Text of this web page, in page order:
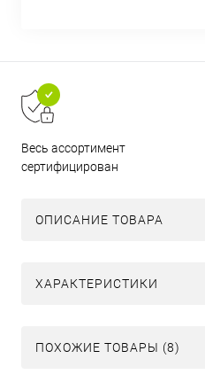
Весь ассортимент
сертифицирован
ОПИСАНИЕ ТОВАРА
ХАРАКТЕРИСТИКИ
ПОХОЖИЕ ТОВАРЫ (8)